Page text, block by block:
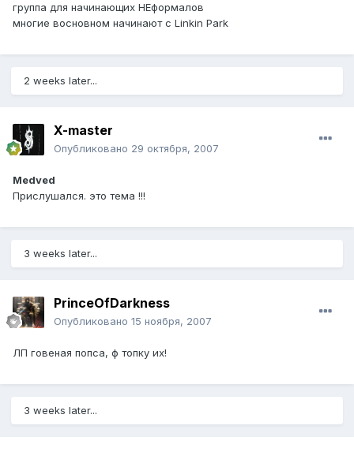
группа для начинающих НЕформалов
многие восновном начинают c Linkin Park
2 weeks later...
X-master
Опубликовано 29 октября, 2007
Medved
Прислушался. это тема !!!
3 weeks later...
PrinceOfDarkness
Опубликовано 15 ноября, 2007
ЛП говеная попса, ф топку их!
3 weeks later...